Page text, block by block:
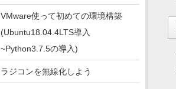
VMware使って初めての環境構築
(Ubuntu18.04.4LTS導入
~Python3.7.5の導入)
ラジコンを無線化しよう